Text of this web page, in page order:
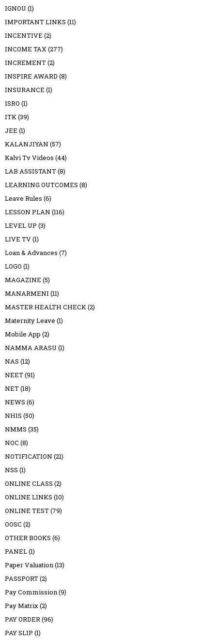
IGNOU (1)
IMPORTANT LINKS (11)
INCENTIVE (2)
INCOME TAX(277)
INCREMENT(2)
INSPIRE AWARD (8)
INSURANCE (1)
ISRO (1)
ITK(39)
JEE (1)
KALANJIYAN (57)
Kalvi Tv Videos (44)
LAB ASSISTANT(8)
LEARNING OUTCOMES (8)
Leave Rules (6)
LESSON PLAN (116)
LEVEL UP (3)
LIVE TV(1)
Loan & Advances (7)
LOGO (1)
MAGAZINE (5)
MANARMENI (11)
MASTER HEALTH CHECK(2)
Maternity Leave (1)
Mobile App (2)
NAMMA ARASU (1)
NAS (12)
NEET(91)
NET(18)
NEWS (6)
NHIS (50)
NMMS (35)
NOC (8)
NOTIFICATION (21)
NSS (1)
ONLINE CLASS (2)
ONLINE LINKS (10)
ONLINE TEST(79)
OOSC (2)
OTHER BOOKS (6)
PANEL(1)
Paper Valuation(13)
PASSPORT(2)
Pay Commission(9)
Pay Matrix(2)
PAY ORDER(96)
PAY SLIP (1)